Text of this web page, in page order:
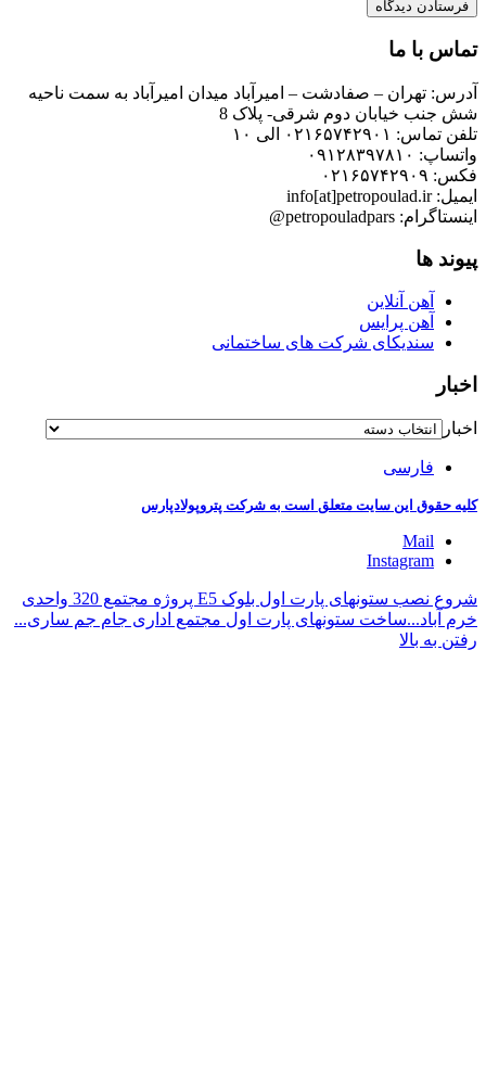
تماس با ما
آدرس: تهران – صفادشت – امیرآباد میدان امیرآباد به سمت ناحیه
شش جنب خیابان دوم شرقی- پلاک 8
تلفن تماس: ۰۲۱۶۵۷۴۲۹۰۱ الی ۱۰
واتساپ: ۰۹۱۲۸۳۹۷۸۱۰
فکس: ۰۲۱۶۵۷۴۲۹۰۹
ایمیل: info[at]petropoulad.ir
اینستاگرام: petropouladpars@
پیوند ها
آهن آنلاین
آهن پرایس
سندیکای شرکت های ساختمانی
اخبار
اخبار
فارسی
کلیه حقوق این سایت متعلق است به شرکت پتروپولادپارس
Mail
Instagram
شروع نصب ستونهای پارت اول بلوک E5 پروژه مجتمع 320 واحدی
خرم آباد...ساخت ستونهای پارت اول مجتمع اداری جام جم ساری...
افلام بنات سكس نيك ساخن
رفتن به بالا